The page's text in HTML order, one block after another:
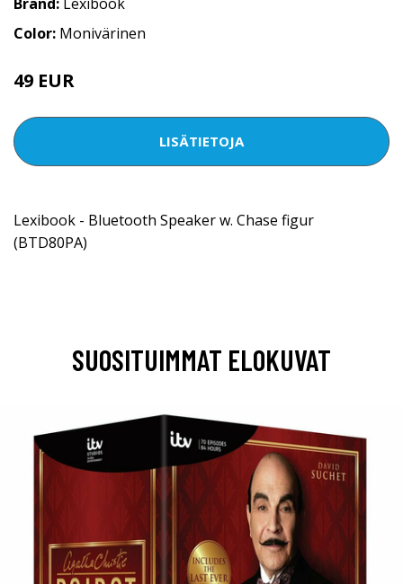
Color: Monivärinen
49 EUR
LISÄTIETOJA
Lexibook - Bluetooth Speaker w. Chase figur
(BTD80PA)
SUOSITUIMMAT ELOKUVAT